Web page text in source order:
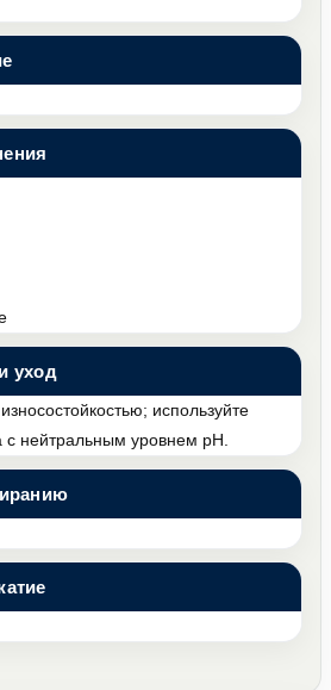
уход
используйте
с нейтральным уровнем pH.